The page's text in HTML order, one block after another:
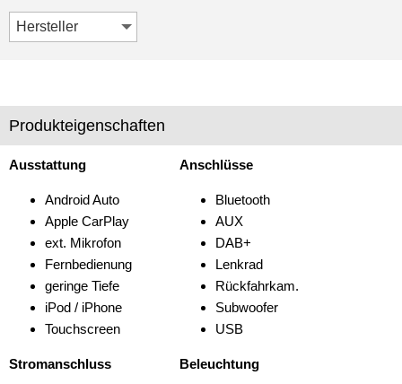
Produkteigenschaften
Ausstattung
Android Auto
Apple CarPlay
ext. Mikrofon
Fernbedienung
geringe Tiefe
iPod / iPhone
Touchscreen
Anschlüsse
Bluetooth
AUX
DAB+
Lenkrad
Rückfahrkam.
Subwoofer
USB
Stromanschluss Beleuchtung